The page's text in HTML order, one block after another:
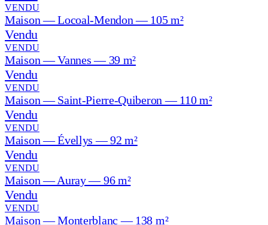
VENDU
Maison — Locoal-Mendon — 105 m²
Vendu
VENDU
Maison — Vannes — 39 m²
Vendu
VENDU
Maison — Saint-Pierre-Quiberon — 110 m²
Vendu
VENDU
Maison — Évellys — 92 m²
Vendu
VENDU
Maison — Auray — 96 m²
Vendu
VENDU
Maison — Monterblanc — 138 m²